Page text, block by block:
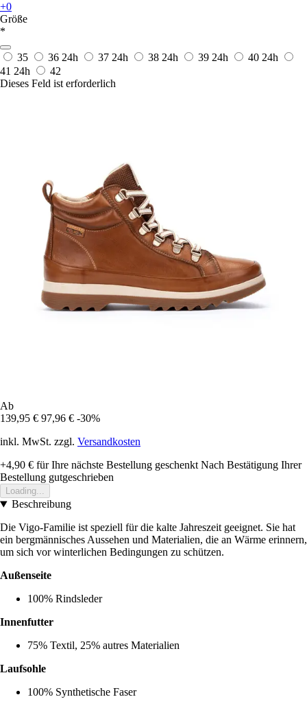
+0
Größe
*
35 36 24h 37 24h 38 24h 39 24h 40 24h
41 24h
42
Dieses Feld ist erforderlich
Ab
139,95 € 97,96 € -30%
inkl. MwSt. zzgl. Versandkosten
+4,90 € für Ihre nächste Bestellung geschenkt Nach Bestätigung Ihrer
Bestellung gutgeschrieben
Loading...
Beschreibung
Die Vigo-Familie ist speziell für die kalte Jahreszeit geeignet. Sie hat
ein bergmännisches Aussehen und Materialien, die an Wärme erinnern,
um sich vor winterlichen Bedingungen zu schützen.
Außenseite
100% Rindsleder
Innenfutter
75% Textil, 25% autres Materialien
Laufsohle
100% Synthetische Faser